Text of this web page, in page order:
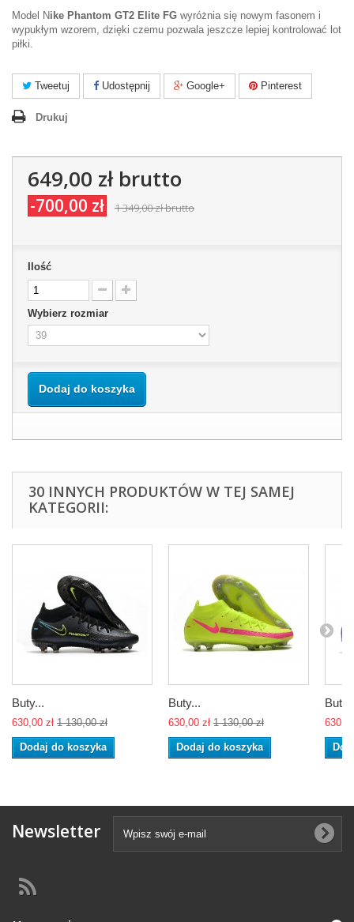
Model Nike Phantom GT2 Elite FG wyróżnia się nowym fasonem i
wypukłym wzorem, dzięki czemu pozwala jeszcze lepiej kontrolować lot
piłki.
Tweetuj Udostępnij Google+ Pinterest
Drukuj
649,00 złbrutto
-700,00 zł 1 349,00 złbrutto
Ilość
Wybierz rozmiar
Dodaj do koszyka
30 INNYCH PRODUKTÓW W TEJ SAMEJ
KATEGORII:
Buty...
630,00 zł 1 130,00 zł
Dodaj do koszyka
Buty...
630,00 zł 1 130,00 zł
Dodaj do koszyka
Newsletter